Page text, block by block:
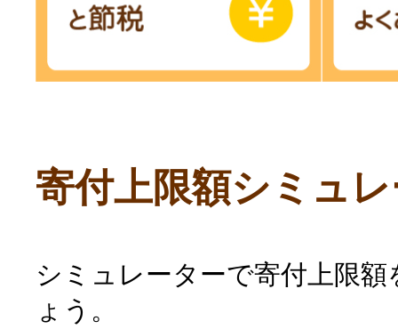
寄付上限額シミュ
シミュレーターで寄付上限
ょう。